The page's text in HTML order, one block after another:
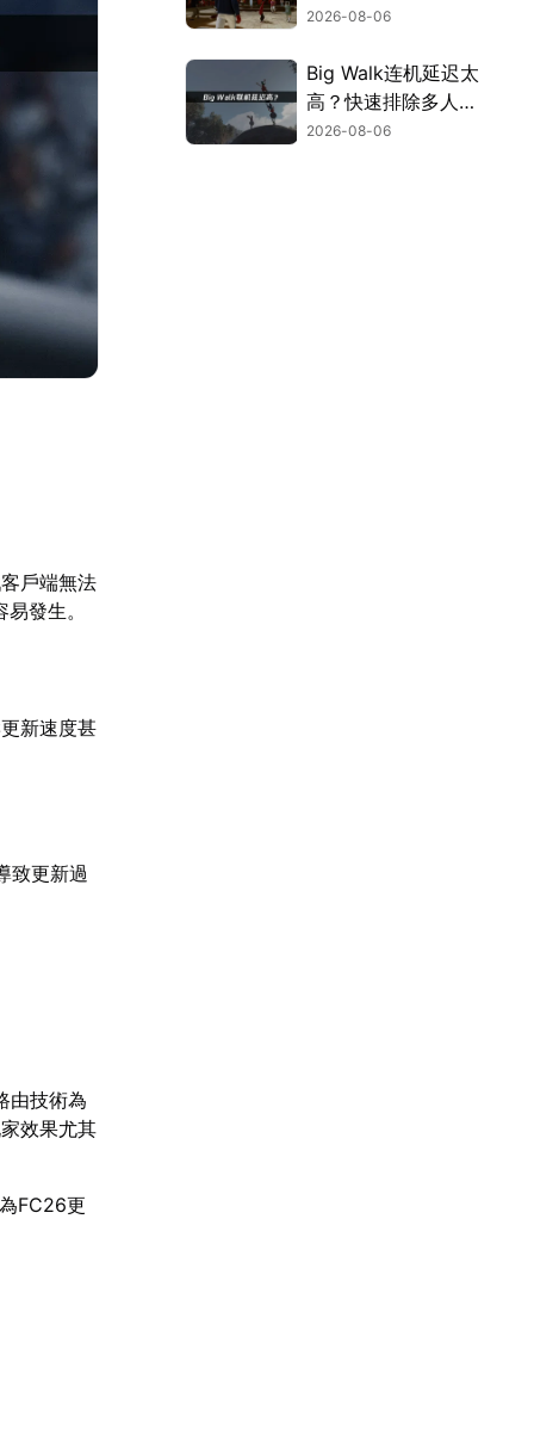
戶端無法
發生。
新速度甚
致更新過
由技術為
效果尤其
FC26更
決！
2026-08-06
Big Walk连机延迟太
高？快速排除多人游
玩卡顿困扰！
2026-08-06